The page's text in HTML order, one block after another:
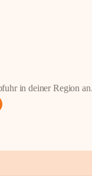
in deiner Region